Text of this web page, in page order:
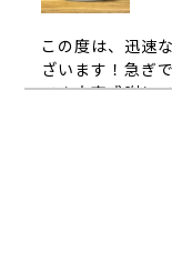
この度は、迅速
ざいます！急ぎ
でき大変感謝し